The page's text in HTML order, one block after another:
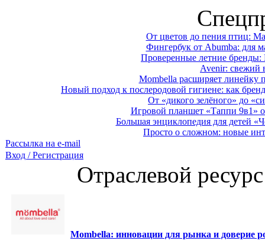
От цветов до пения птиц:
Фингербук от Abumba: для
Проверенные летние
Avenir: свежий
Mombella расширяет линейку
Новый подход к послеродовой гигиене: как
От «дикого зелёного» до
Игровой планшет «Таппи 9в1»
Большая энциклопедия для детей
Просто о сложном: новые
Рассылка на e-mail
Вход / Регистрация
Отраслевой
Mombella: инновации для рынка и доверие